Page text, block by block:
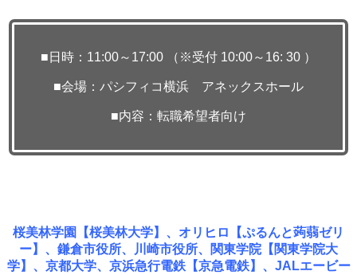
■日時：11:00～17:00 （※受付 10:00～16: 30 ）
■会場：パシフィコ横浜 アネックスホール
■内容： 転職希望者向け
桜美林学園【桜美林大学】、オリヒロ【ぷるんと蒟蒻ゼリ
ー】、鎌倉市役所、川崎市役所、関東学院【関東学院大
学】、京都大学、京浜急行電鉄【京急電鉄】、JALエービー